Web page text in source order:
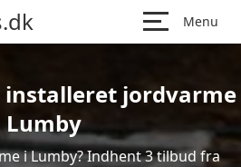
Menu
installeret jordvarme
Lumby
i Lumby? Indhent 3 tilbud fra